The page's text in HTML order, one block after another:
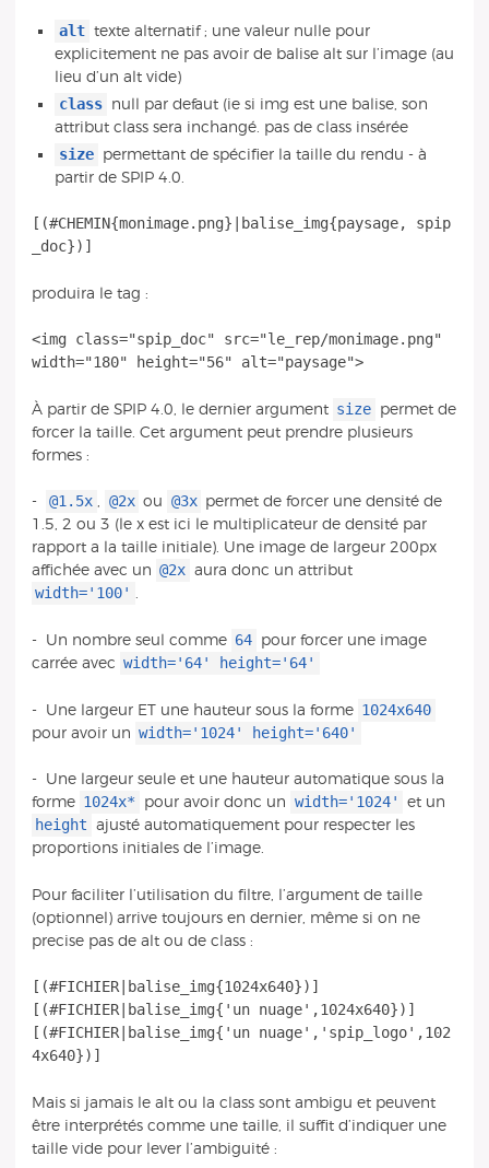
alt texte alternatif ; une valeur nulle pour
explicitement ne pas avoir de balise alt sur l’image (au
lieu d’un alt vide)
class
null par defaut (ie si img est une balise, son
attribut class sera inchangé. pas de class insérée
size
permettant de spécifier la taille du rendu - à
partir de SPIP 4.0.
[(#CHEMIN{monimage.png}|balise_img{paysage, spip
produira le tag :
<img class="spip_doc" src="le_rep/monimage.png"
width="180" height="56" alt="paysage">
À partir de SPIP 4.0, le dernier argument size permet de
forcer la taille. Cet argument peut prendre plusieurs
formes :
- @1.5x , @2x ou @3x permet de forcer une densité de
1.5, 2 ou 3 (le x est ici le multiplicateur de densité par
rapport a la taille initiale). Une image de largeur 200px
affichée avec un @2x aura donc un attribut
width='100' .
- Un nombre seul comme 64 pour forcer une image
carrée avec width='64' height='64'
- Une largeur ET une hauteur sous la forme 1024x640
pour avoir un width='1024' height='640'
- Une largeur seule et une hauteur automatique sous la
forme 1024x* pour avoir donc un width='1024' et un
height ajusté automatiquement pour respecter les
proportions initiales de l’image.
Pour faciliter l’utilisation du filtre, l’argument de taille
(optionnel) arrive toujours en dernier, même si on ne
precise pas de alt ou de class :
[(#FICHIER|balise_img{1024x640})]
[(#FICHIER|balise_img{'un nuage',1024x640})]
[(#FICHIER|balise_img{'un nuage','spip_logo',102
Mais si jamais le alt ou la class sont ambigu et peuvent
être interprétés comme une taille, il suffit d’indiquer une
taille vide pour lever l’ambiguité :